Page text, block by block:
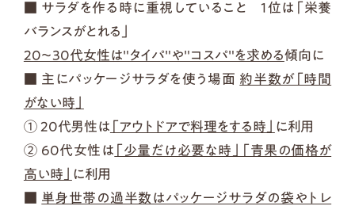
■ サラダを作る時に重視していること 1位は「栄養
バランスがとれる」
20～30代女性は"タイパ"や"コスパ"を求める傾向に
■ 主にパッケージサラダを使う場面 約半数が「時間
がない時」
① 20代男性は 「アウトドアで料理をする時」
に利用
② 60代女性は 「少量だけ必要な時」「青果の価格が
高い時」
に利用
単身世帯の過半数はパッケージサラダの袋やトレ